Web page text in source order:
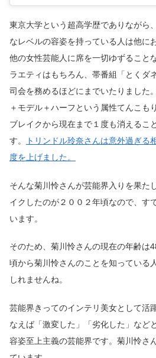
東京大学という超高学歴でありながら
なレベルの容姿を持っている人は他に
他の女性芸能人に席を一切ゆずること
ラエティはもちろん、帯番組「とくダ
司会を務めるほどにまでいたりました
＋モデル＋ハーフという属性てんこも
ブレイクから現在まで１度も消えるこ
す。
トリンドル玲奈さんは意外過ぎる
度を上げました。
そんな菊川怜さんが芸能界入りを果た
イクしたのが２００２年頃なので、す
います。
そのため、菊川怜さんの現在の年齢は
頃から菊川怜さんのことを知っている
しれませんね。
芸能界きってのインテリ美女として活
なえば「激変した」「劣化した」など
容姿至上主義の芸能界です。菊川怜さ